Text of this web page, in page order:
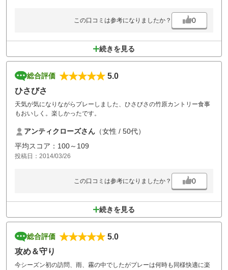
この口コミは参考になりましたか？ 0
続きを見る
総合評価
5.0
ひさびさ
天気が気になりながらプレーしました、ひさびさの竹原カントリー食事
もおいしく。楽しかったです。
アンティクローズさん （女性 / 50代）
平均スコア：100～109
投稿日：2014/03/26
この口コミは参考になりましたか？ 0
続きを見る
総合評価
5.0
攻め＆守り
今シーズン初の訪問、雨、霧の中でしたがプレーは何時も同様快適に楽